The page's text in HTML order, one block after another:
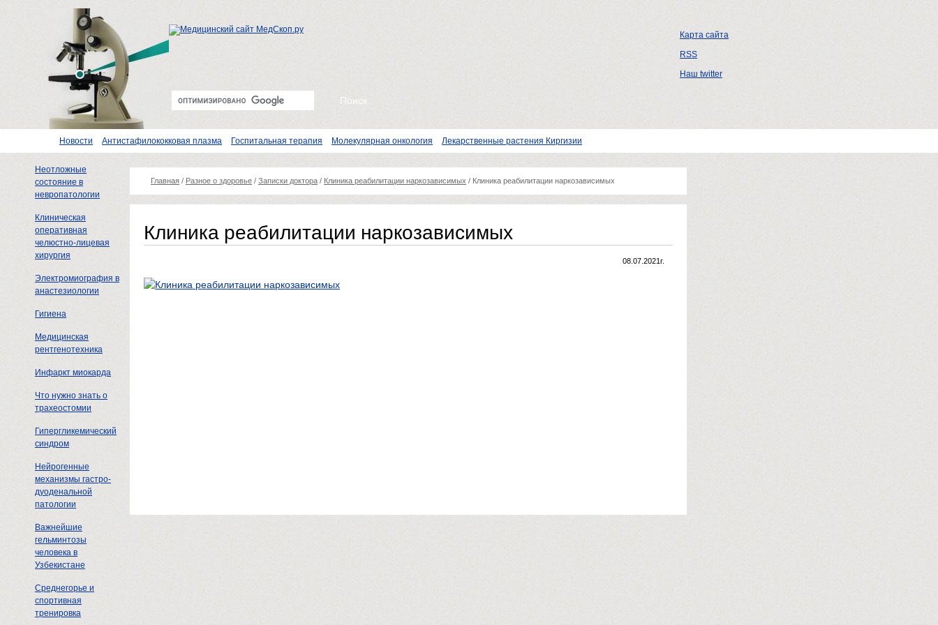
Карта сайта
RSS
Наш twitter
Новости Антистафилококковая плазма Госпитальная терапия Молекулярная онкология Лекарственные растения Киргизии
Неотложные
состояние в
невропатологии
Клиническая
оперативная
челюстно-лицевая
хирургия
Электромиография в
анастезиологии
Гигиена
Медицинская
рентгенотехника
Инфаркт миокарда
Что нужно знать о
трахеостомии
Гипергликемический
синдром
Нейрогенные
механизмы гастро-
дуоденальной
патологии
Важнейшие
гельминтозы
человека в
Узбекистане
Среднегорье и
спортивная
тренировка
Главная / Разное о здоровье / Записки доктора / Клиника реабилитации наркозависимых / Клиника реабилитации наркозависимых
Клиника реабилитации наркозависимых
08.07.2021г.